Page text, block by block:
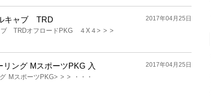
キャブ TRD
ブ TRDオフロードPKG ４X４> > >
2017年04月25日
ング MスポーツPKG 入
MスポーツPKG> > > ・・・
2017年04月25日